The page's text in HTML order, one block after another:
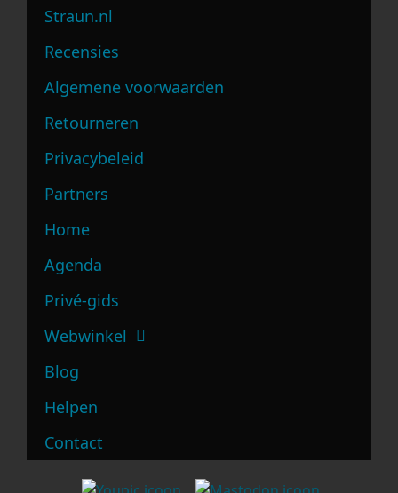
Straun.nl
Recensies
Algemene voorwaarden
Retourneren
Privacybeleid
Partners
Home
Agenda
Privé-gids
Webwinkel
Blog
Helpen
Contact